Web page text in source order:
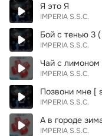
Я это Я
IMPERIA S.S.C.
Бой с тенью 3
IMPERIA S.S.C.
Чай с лимоном
IMPERIA S.S.C.
IMPERIA S.S.C.
А в городе
IMPERIA S.S.C.